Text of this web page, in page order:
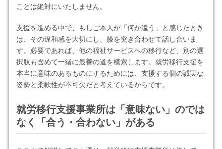
ことは絶対にいたしません。
支援を進める中で、もしご本人が「何か違う」と感じたとき
は、その違和感を大切にし、膝を突き合わせて話し合いま
す。必要であれば、他の福祉サービスへの移行など、別の選
択肢も含めて一緒に最善の道を模索します。就労移行支援を
本当に意味のあるものにするためには、支援する側の誠実な
姿勢と柔軟性が不可欠だと考えているからです。
就労移行支援事業所は「意味ない」のでは
なく「合う・合わない」がある